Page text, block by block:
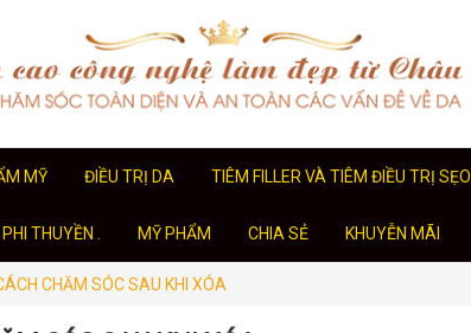
MỸ ĐIỀU TRỊ DA TIÊM FILLER VÀ TIÊM ĐIỀU TRỊ SẸO
THUYỀN . MỸ PHẨM CHIA SẺ KHUYỄN MÃI
CHĂM SÓC SAU KHI XÓA